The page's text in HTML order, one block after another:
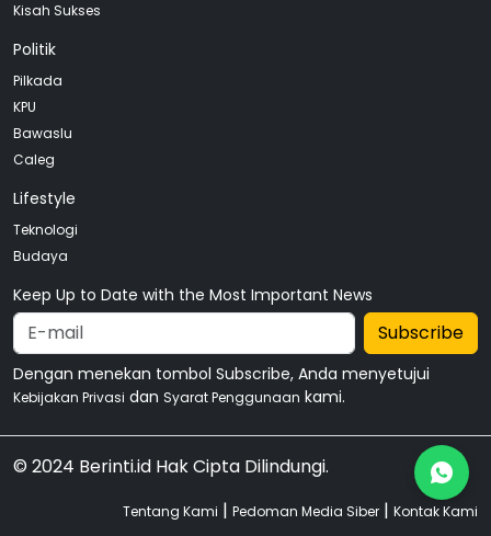
Kisah Sukses
Politik
Pilkada
KPU
Bawaslu
Caleg
Lifestyle
Teknologi
Budaya
Keep Up to Date with the Most Important News
Subscribe
Dengan menekan tombol Subscribe, Anda menyetujui
Kebijakan Privasi dan Syarat Penggunaan kami.
© 2024 Berinti.id Hak Cipta Dilindungi.
Tentang Kami | Pedoman Media Siber | Kontak Kami